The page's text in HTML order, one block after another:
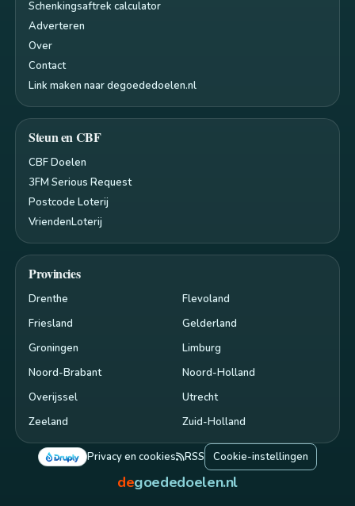
Schenkingsaftrek calculator
Adverteren
Over
Contact
Link maken naar degoededoelen.nl
Steun en CBF
CBF Doelen
3FM Serious Request
Postcode Loterij
VriendenLoterij
Provincies
Drenthe
Flevoland
Friesland
Gelderland
Groningen
Limburg
Noord-Brabant
Noord-Holland
Overijssel
Utrecht
Zeeland
Zuid-Holland
Privacy en cookies RSS Cookie-instellingen
degoededoelen.nl